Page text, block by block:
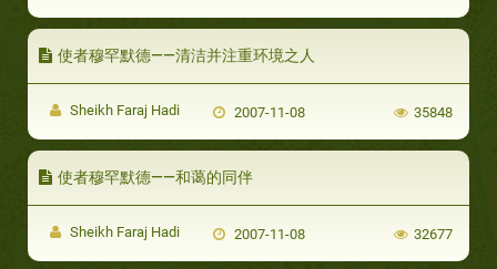
使者穆罕默德——清洁并注重环境之人
Sheikh Faraj Hadi 2007-11-08 35848
使者穆罕默德——和蔼的同伴
Sheikh Faraj Hadi 2007-11-08 32677